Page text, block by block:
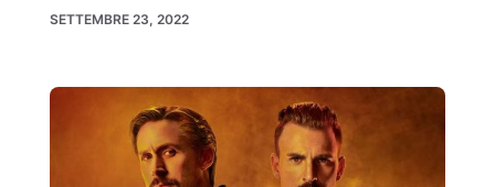
SETTEMBRE 23, 2022